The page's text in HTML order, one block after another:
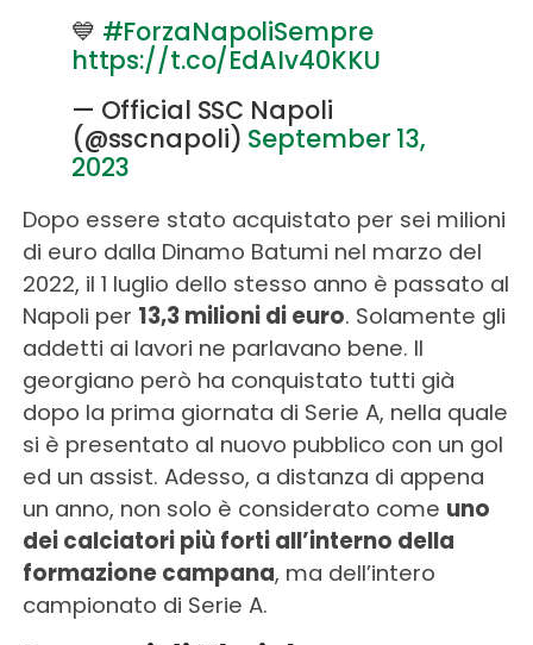
💙 #ForzaNapoliSempre
https://t.co/EdAIv40KKU
— Official SSC Napoli
(@sscnapoli) September 13,
2023
Dopo essere stato acquistato per sei milioni
di euro dalla Dinamo Batumi nel marzo del
2022, il 1 luglio dello stesso anno è passato al
Napoli per 13,3 milioni di euro. Solamente gli
addetti ai lavori ne parlavano bene. Il
georgiano però ha conquistato tutti già
dopo la prima giornata di Serie A, nella quale
si è presentato al nuovo pubblico con un gol
ed un assist. Adesso, a distanza di appena
un anno, non solo è considerato come uno
dei calciatori più forti all’interno della
formazione campana, ma dell’intero
campionato di Serie A.